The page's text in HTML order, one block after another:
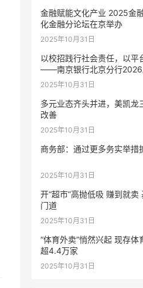
金融赋能文化产业 2025金
化金融分论坛在京举办
2025年10月31日
以校招践行社会责任，以平
——南京银行北京分行2026
面启动
2025年10月31日
多元业态齐头并进，美凯龙
改善
2025年10月31日
商务部：通过更多务实举措
2025年10月31日
开“超市”高抛低吸 赚到就卖
门道
2025年10月31日
“体育外卖”悄然兴起 现存体
超4.4万家
2025年10月31日